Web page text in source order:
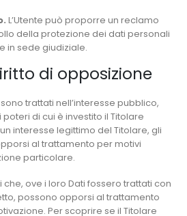
L’Utente può proporre un reclamo
della protezione dei dati personali
in sede giudiziale.
di opposizione
trattati nell’interesse pubblico,
di cui è investito il Titolare
interesse legittimo del Titolare, gli
al trattamento per motivi
particolare.
che, ove i loro Dati fossero trattati con
possono opporsi al trattamento
Per scoprire se il Titolare